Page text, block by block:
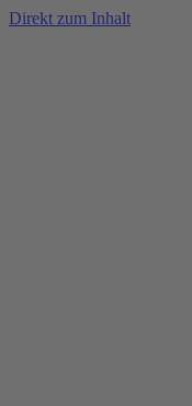
Direkt zum Inhalt